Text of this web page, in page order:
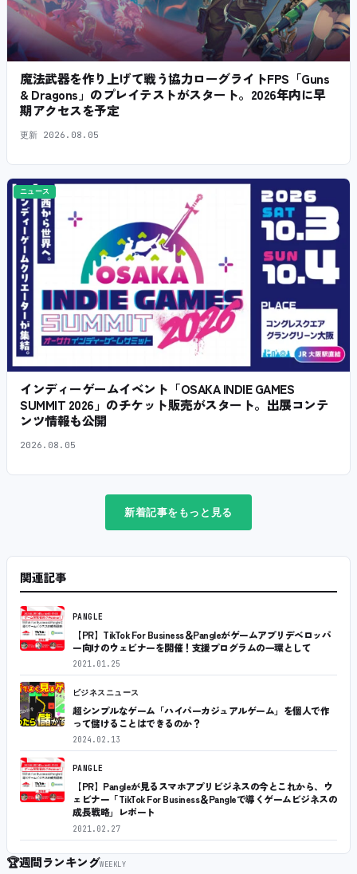
魔法武器を作り上げて戦う協力ローグライトFPS「Guns
& Dragons」のプレイテストがスタート。2026年内に早
期アクセスを予定
更新 2026.08.05
ニュース
インディーゲームイベント「OSAKA INDIE GAMES
SUMMIT 2026」のチケット販売がスタート。出展コンテ
ンツ情報も公開
2026.08.05
新着記事をもっと見る
関連記事
PANGLE
【PR】TikTok For Business＆Pangleがゲームアプリデベロッパ
ー向けのウェビナーを開催！支援プログラムの一環として
2021.01.25
ビジネスニュース
超シンプルなゲーム「ハイパーカジュアルゲーム」を個人で作
って儲けることはできるのか？
2024.02.13
PANGLE
【PR】Pangleが見るスマホアプリビジネスの今とこれから、ウ
ェビナー「TikTok For Business＆Pangleで導くゲームビジネスの
成長戦略」レポート
2021.02.27
🏆週間ランキングWEEKLY